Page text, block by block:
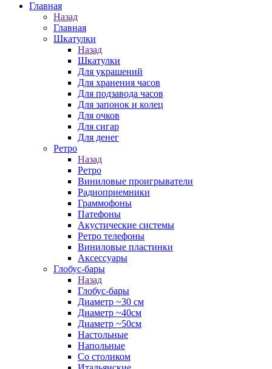
Главная
Назад
Главная
Шкатулки
Назад
Шкатулки
Для украшений
Для хранения часов
Для подзавода часов
Для запонок и колец
Для очков
Для сигар
Для денег
Ретро
Назад
Ретро
Виниловые проигрыватели
Радиоприемники
Граммофоны
Патефоны
Акустические системы
Ретро телефоны
Виниловые пластинки
Аксессуары
Глобус-бары
Назад
Глобус-бары
Диаметр ~30 см
Диаметр ~40см
Диаметр ~50см
Настольные
Напольные
Со столиком